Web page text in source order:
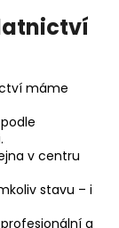
máme
v centru
stavu – i
a